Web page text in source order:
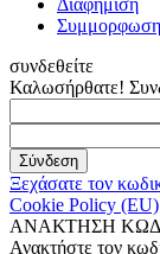
Διαφημιση
Συμμορφωση
συνδεθείτε
Καλωσήρθατε!
Ξεχάσατε τον
Cookie Policy (EU)
ΑΝΑΚΤΗΣΗ
Ανακτήστε τον